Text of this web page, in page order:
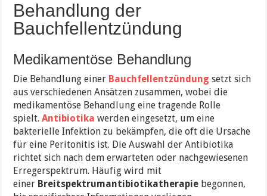
Behandlung der
Bauchfellentzündung
Medikamentöse Behandlung
Die Behandlung einer Bauchfellentzündung setzt sich
aus verschiedenen Ansätzen zusammen, wobei die
medikamentöse Behandlung eine tragende Rolle
spielt.Antibiotika werden eingesetzt, um eine
bakterielle Infektion zu bekämpfen, die oft die Ursache
für eine Peritonitis ist. Die Auswahl der Antibiotika
richtet sich nach dem erwarteten oder nachgewiesenen
Erregerspektrum. Häufig wird mit
einer Breitspektrumantibiotikatherapie begonnen,